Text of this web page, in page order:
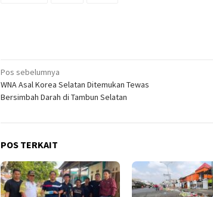
Navigasi
pos
Pos sebelumnya
WNA Asal Korea Selatan Ditemukan Tewas
Bersimbah Darah di Tambun Selatan
POS TERKAIT